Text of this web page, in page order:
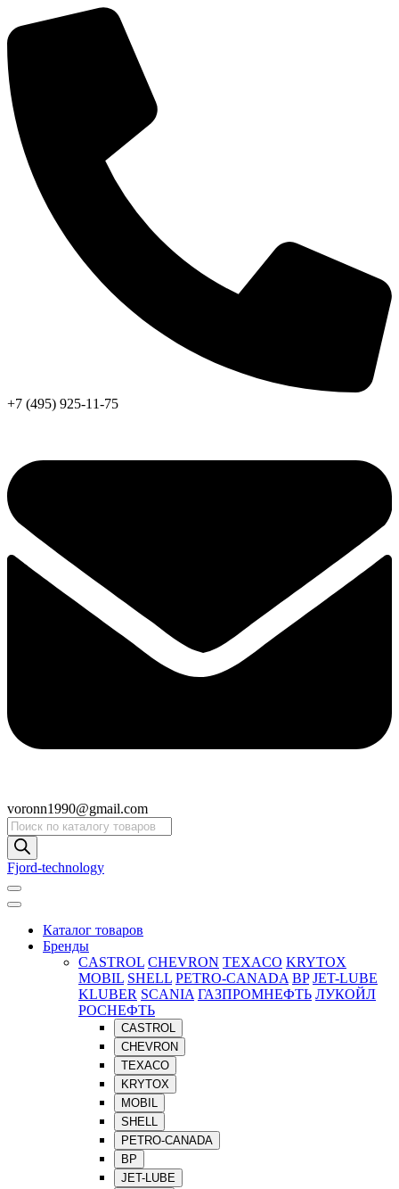
+7 (495) 925-11-75
voronn1990@gmail.com
Поиск
товаров
Fjord-technology
Каталог товаров
Бренды
CASTROL CHEVRON TEXACO KRYTOX
MOBIL SHELL PETRO-CANADA BP JET-LUBE
KLUBER SCANIA ГАЗПРОМНЕФТЬ ЛУКОЙЛ
РОСНЕФТЬ
CASTROL
CHEVRON
TEXACO
KRYTOX
MOBIL
SHELL
PETRO-CANADA
BP
JET-LUBE